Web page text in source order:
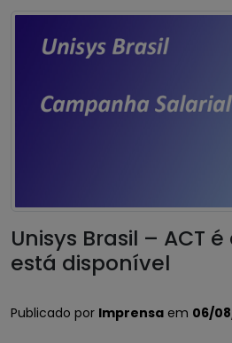
Unisys Brasil – ACT
está disponível
Publicado por Imprensa em 06/